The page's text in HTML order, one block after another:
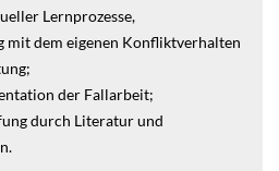
Lernprozesse,
mit dem eigenen Konfliktverhalten
der Fallarbeit;
durch Literatur und